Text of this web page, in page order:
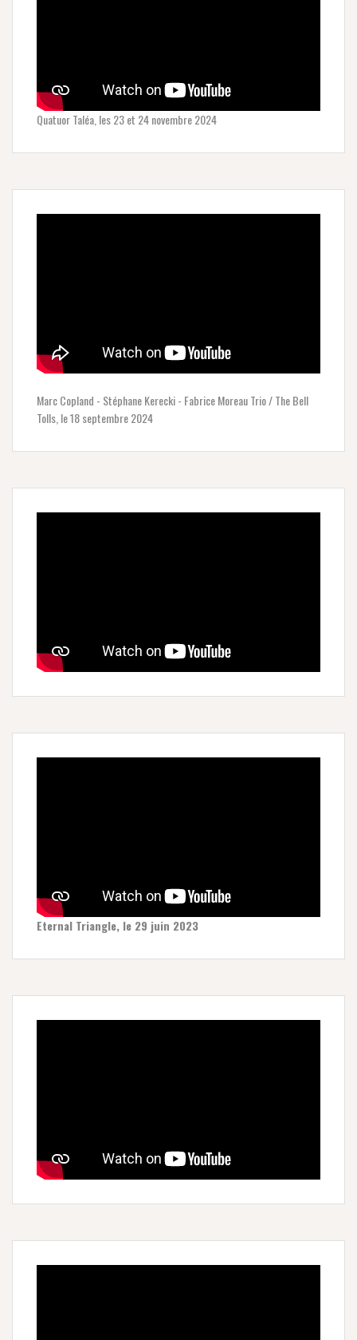
Quatuor Taléa, les 23 et 24 novembre 2024
Marc Copland - Stéphane Kerecki - Fabrice Moreau Trio / The Bell
Tolls, le 18 septembre 2024
Eternal Triangle, le 29 juin 2023